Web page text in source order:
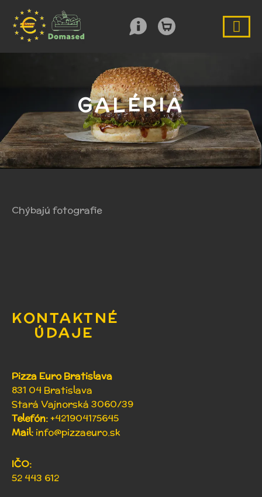
GALÉRIA
Chýbajú fotografie
KONTAKTNÉ
ÚDAJE
Pizza Euro Bratislava
831 04 Bratislava
Stará Vajnorská 3060/39
Telefón:+421904175645
Mail: info@pizzaeuro.sk
IČO:
52 443 612